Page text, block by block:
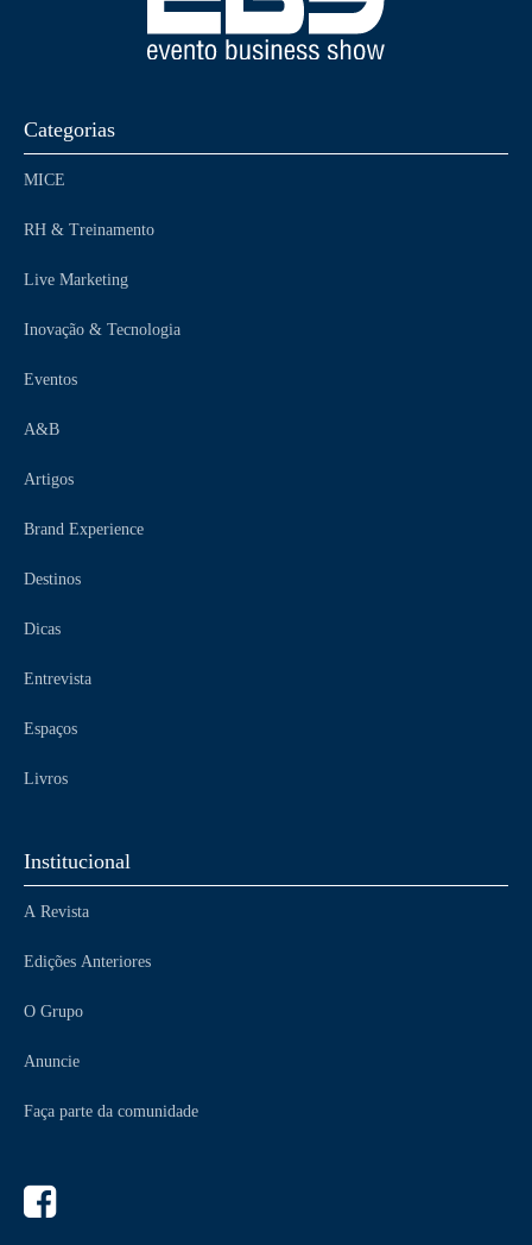
Categorias
MICE
RH & Treinamento
Live Marketing
Inovação & Tecnologia
Eventos
A&B
Artigos
Brand Experience
Destinos
Dicas
Entrevista
Espaços
Livros
Institucional
A Revista
Edições Anteriores
O Grupo
Anuncie
Faça parte da comunidade